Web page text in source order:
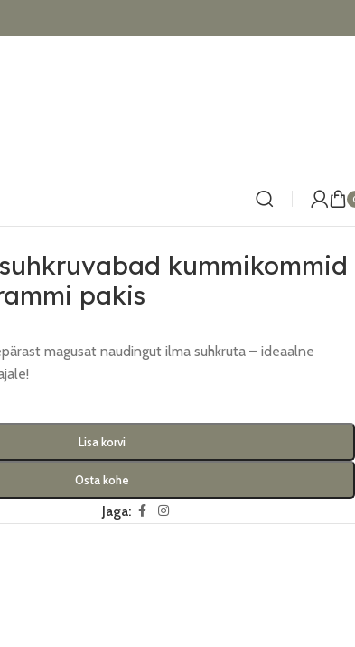
kummikommid
pakis
magusat naudingut ilma suhkruta – ideaalne
Lisa korvi
Osta kohe
Jaga: